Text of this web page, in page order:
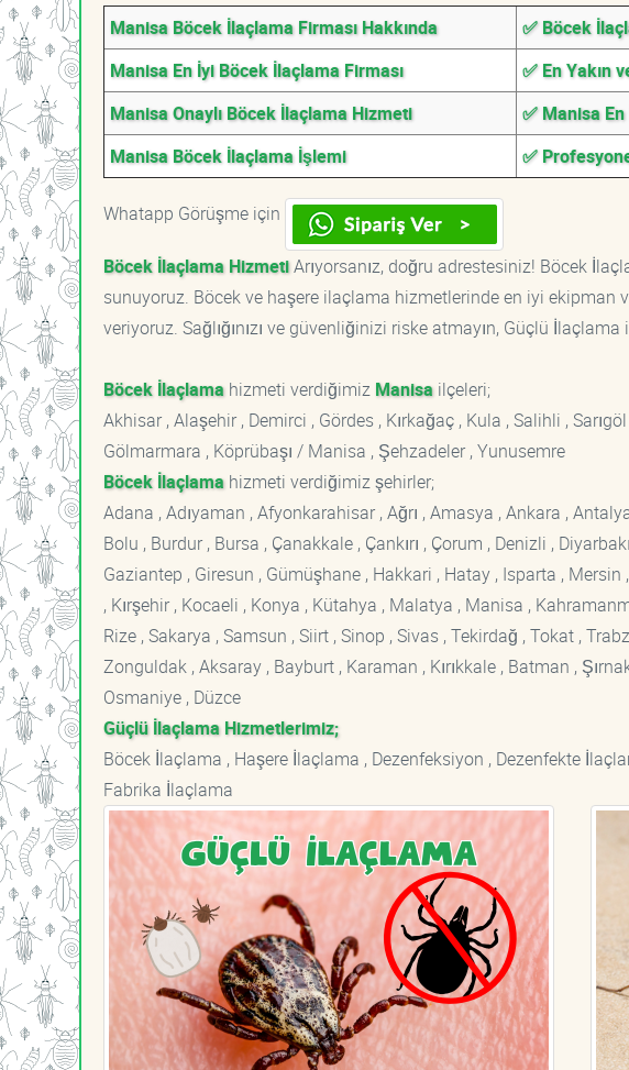
Manisa Böcek İlaçlama Firması Hakkında
✅ Böcek
Manisa En İyi Böcek İlaçlama Firması
✅ En Yakın
Manisa Onaylı Böcek İlaçlama Hizmeti
✅ Manisa
Manisa Böcek İlaçlama İşlemi
✅
Whatapp Görüşme için
Böcek İlaçlama HizmetiArıyorsanız, doğru adrestesiniz! Böcek
sunuyoruz. Böcek ve haşere ilaçlama hizmetlerinde en iyi
veriyoruz. Sağlığınızı ve güvenliğinizi riske atmayın, Güçlü İlaçlama
Böcek İlaçlama hizmeti verdiğimiz Manisa ilçeleri;
Akhisar , Alaşehir , Demirci , Gördes , Kırkağaç , Kula , Salihli ,
Gölmarmara , Köprübaşı / Manisa , Şehzadeler , Yunusemre
Böcek İlaçlama hizmeti verdiğimiz şehirler;
Adana , Adıyaman , Afyonkarahisar , Ağrı , Amasya , Ankara ,
Bolu , Burdur , Bursa , Çanakkale , Çankırı , Çorum , Denizli ,
Gaziantep , Giresun , Gümüşhane , Hakkari , Hatay , Isparta ,
, Kırşehir , Kocaeli , Konya , Kütahya , Malatya , Manisa ,
Rize , Sakarya , Samsun , Siirt , Sinop , Sivas , Tekirdağ , Tokat ,
Zonguldak , Aksaray , Bayburt , Karaman , Kırıkkale , Batman ,
Osmaniye , Düzce
Güçlü İlaçlama Hizmetlerimiz;
Böcek İlaçlama , Haşere İlaçlama , Dezenfeksiyon , Dezenfekte
Fabrika İlaçlama